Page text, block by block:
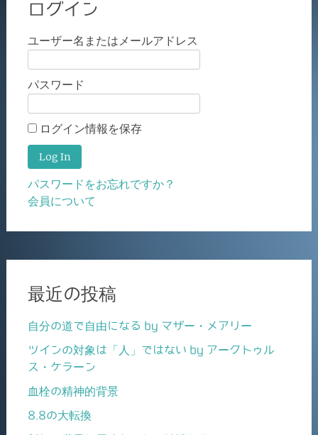
ログイン
ユーザー名またはメールアドレス
パスワード
ログイン情報を保存
パスワードをお忘れですか？
会員について
最近の投稿
自分の道で自由になる by マザー・メアリー
ツインの対象は「人」ではない by アークトゥル
ス・ケラーン
血栓の精神的背景
8.8の大転換